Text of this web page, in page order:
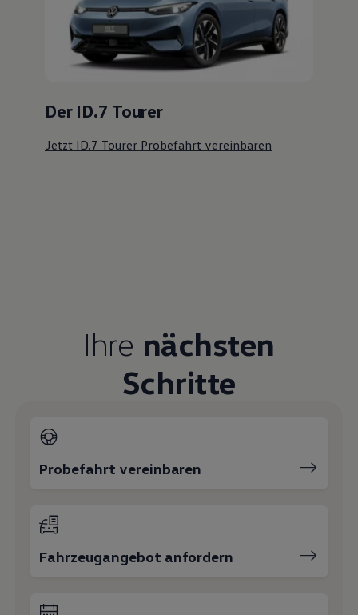
Der ID.7 Tourer
Jetzt ID.7 Tourer Probefahrt vereinbaren
Ihre nächsten
Schritte
Probefahrt vereinbaren
Fahrzeugangebot anfordern